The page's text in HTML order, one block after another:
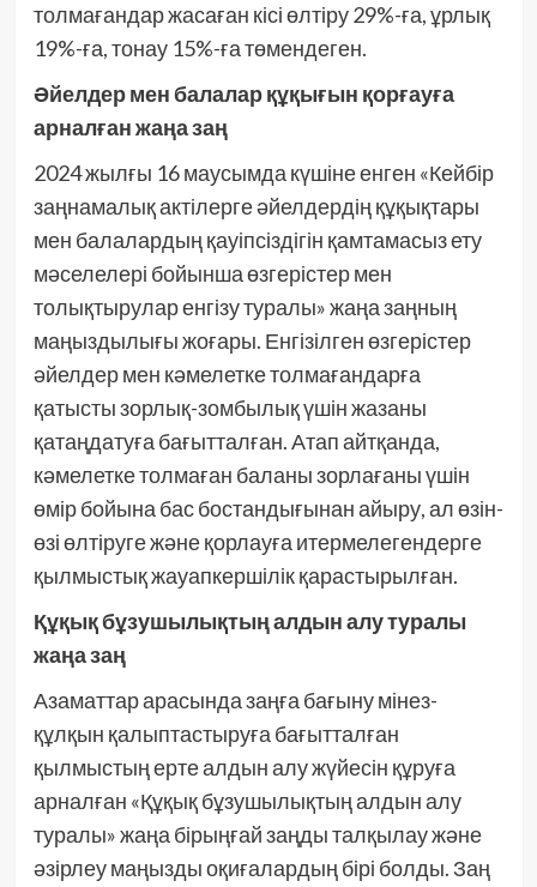
толмағандар жасаған кісі өлтіру 29%-ға, ұрлық
19%-ға, тонау 15%-ға төмендеген.
Әйелдер мен балалар құқығын қорғауға
арналған жаңа заң
2024 жылғы 16 маусымда күшіне енген «Кейбір
заңнамалық актілерге әйелдердің құқықтары
мен балалардың қауіпсіздігін қамтамасыз ету
мәселелері бойынша өзгерістер мен
толықтырулар енгізу туралы» жаңа заңның
маңыздылығы жоғары. Енгізілген өзгерістер
әйелдер мен кәмелетке толмағандарға
қатысты зорлық-зомбылық үшін жазаны
қатаңдатуға бағытталған. Атап айтқанда,
кәмелетке толмаған баланы зорлағаны үшін
өмір бойына бас бостандығынан айыру, ал өзін-
өзі өлтіруге және қорлауға итермелегендерге
қылмыстық жауапкершілік қарастырылған.
Құқық бұзушылықтың алдын алу туралы
жаңа заң
Азаматтар арасында заңға бағыну мінез-
құлқын қалыптастыруға бағытталған
қылмыстың ерте алдын алу жүйесін құруға
арналған «Құқық бұзушылықтың алдын алу
туралы» жаңа бірыңғай заңды талқылау және
әзірлеу маңызды оқиғалардың бірі болды. Заң